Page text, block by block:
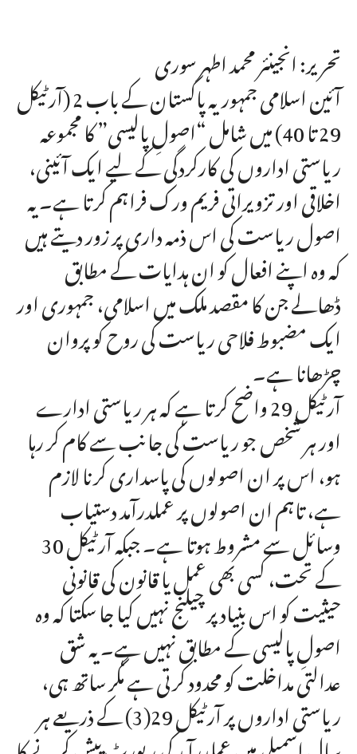
تحریر: انجینئر محمد اطہر سوری
آئین اسلامی جمہوریہ پاکستان کے باب 2 (آرٹیکل
29 تا 40) میں شامل “اصولِ پالیسی” کا مجموعہ
ریاستی اداروں کی کارکردگی کے لیے ایک آئینی،
اخلاقی اور تزویراتی فریم ورک فراہم کرتا ہے۔ یہ
اصول ریاست کی اس ذمہ داری پر زور دیتے ہیں
کہ وہ اپنے افعال کو ان ہدایات کے مطابق
ڈھالے جن کا مقصد ملک میں اسلامی، جمہوری اور
ایک مضبوط فلاحی ریاست کی روح کو پروان
چڑھانا ہے۔
آرٹیکل 29 واضح کرتا ہے کہ ہر ریاستی ادارے
اور ہر شخص جو ریاست کی جانب سے کام کر رہا
ہو، اس پر ان اصولوں کی پاسداری کرنا لازم
ہے، تاہم ان اصولوں پر عملدرآمد دستیاب
وسائل سے مشروط ہوتا ہے۔ جبکہ آرٹیکل 30
کے تحت، کسی بھی عمل یا قانون کی قانونی
حیثیت کو اس بنیاد پر چیلنج نہیں کیا جا سکتا کہ وہ
اصولِ پالیسی کے مطابق نہیں ہے۔ یہ شق
عدالتی مداخلت کو محدود کرتی ہے مگر ساتھ ہی،
ریاستی اداروں پر آرٹیکل 29(3) کے ذریعے ہر